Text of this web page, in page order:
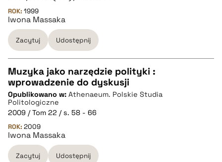
pobierz cytat
BIBTEX
pobierz cytat
ROK: 1999
Iwona Massaka
Zacytuj Udostępnij
CZYSTY TEKST
pobierz cytat
BIBTEX
Muzyka jako narzędzie polityki :
wprowadzenie do dyskusji
Opublikowano w: Athenaeum. Polskie Studia
Politologiczne
2009 / Tom 22 / s. 58 - 66
ROK: 2009
Iwona Massaka
Zacytuj Udostępnij